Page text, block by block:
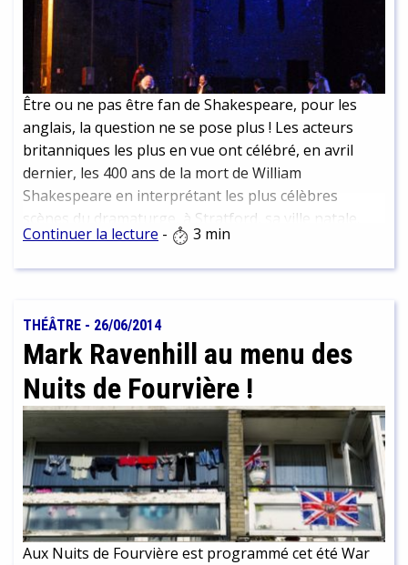
Être ou ne pas être fan de Shakespeare, pour les
anglais, la question ne se pose plus ! Les acteurs
britanniques les plus en vue ont célébré, en avril
dernier, les 400 ans de la mort de William
Shakespeare en interprétant les plus célèbres
scènes du dramaturge, à Stratford, sa ville natale.
Mais c'est le Prince Charles qui a prononcé la
fameuse phrase : "To be or not to be, that is the
peu plus sur ce dramaturge de génie !
Continuer la lecture - 3 min
THÉÂTRE - 26/06/2014
Mark Ravenhill au menu des
Nuits de Fourvière !
Aux Nuits de Fourvière est programmé cet été War